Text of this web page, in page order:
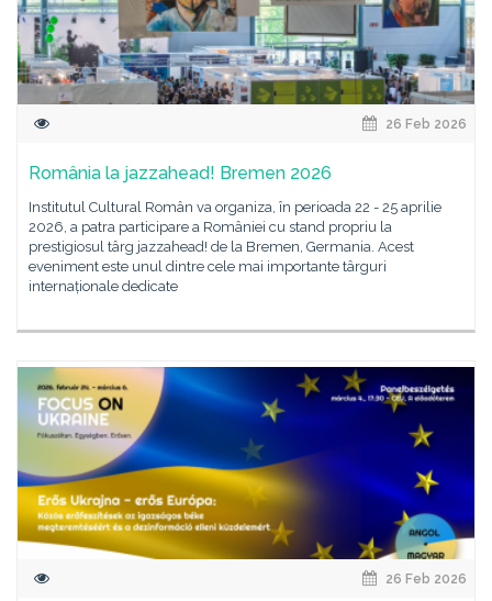
26 Feb 2026
România la jazzahead! Bremen 2026
Institutul Cultural Român va organiza, în perioada 22 - 25 aprilie
2026, a patra participare a României cu stand propriu la
prestigiosul târg jazzahead! de la Bremen, Germania. Acest
eveniment este unul dintre cele mai importante târguri
internaționale dedicate
26 Feb 2026